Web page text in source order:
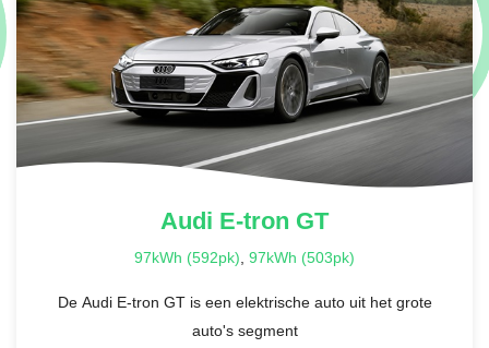
€ 1.976,-
FROZENBLAUW METALLIC
FROZENBERRY METALLIC
KARMIJNROOD METALLIC
Audi E-tron GT
97kWh (592pk), 97kWh (503pk)
De Audi E-tron GT is een elektrische auto uit het grote
auto's segment